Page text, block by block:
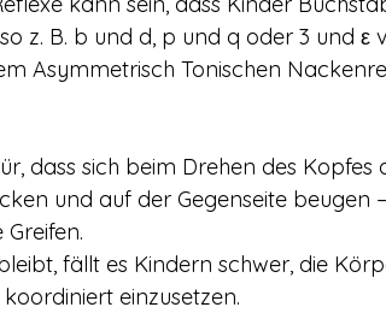
z. B. b und d, p und q oder 3 und ε
Asymmetrisch Tonischen
dass sich beim Drehen des Kopfes
und auf der Gegenseite beugen
fällt es Kindern schwer, die
einzusetzen.